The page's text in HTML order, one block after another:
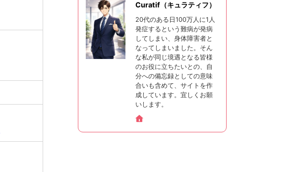
Curatif（キュラティフ）
20代のある日100万人に1人
発症するという難病が発病
してしまい、身体障害者と
なってしまいました。そん
な私が同じ境遇となる皆様
のお役に立ちたいとの、自
分への備忘録としての意味
合いも含めて、サイトを作
成しています。宜しくお願
いします。